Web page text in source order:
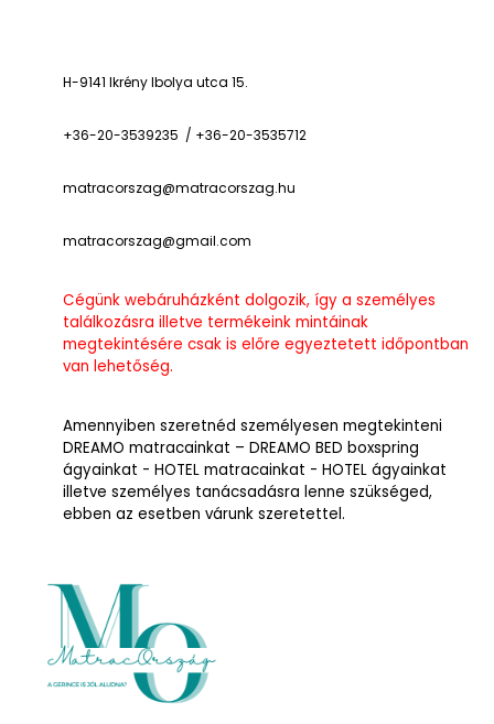
H-9141 Ikrény Ibolya utca 15.
+36-20-3539235 / +36-20-3535712
matracorszag@matracorszag.hu
matracorszag@gmail.com
Cégünk webáruházként dolgozik, így a személyes
találkozásra illetve termékeink mintáinak
megtekintésére csak is előre egyeztetett időpontban
van lehetőség.
Amennyiben szeretnéd személyesen megtekinteni
DREAMO matracainkat – DREAMO BED boxspring
ágyainkat - HOTEL matracainkat - HOTEL ágyainkat
illetve személyes tanácsadásra lenne szükséged,
ebben az esetben várunk szeretettel.